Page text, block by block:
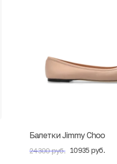
Балетки Jimmy Choo
24300 руб. 10935 руб.